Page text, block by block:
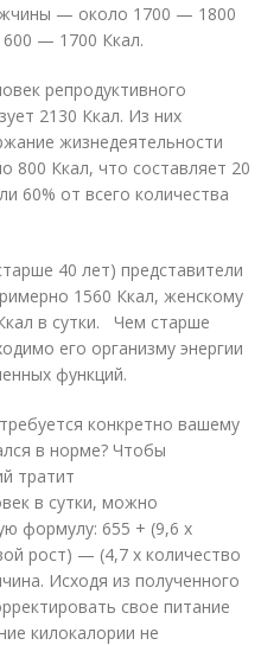
— около 1700 — 1800
— 1700 Ккал.
репродуктивного
2130 Ккал. Из них
жизнедеятельности
800 Ккал, что составляет 20
60% от всего количества
40 лет) представители
1560 Ккал, женскому
в сутки. Чем старше
его организму энергии
функций.
конкретно вашему
в норме? Чтобы
тратит
в сутки, можно
формулу: 655 + (9,6 х
рост) — (4,7 х количество
Исходя из полученного
свое питание
килокалории не